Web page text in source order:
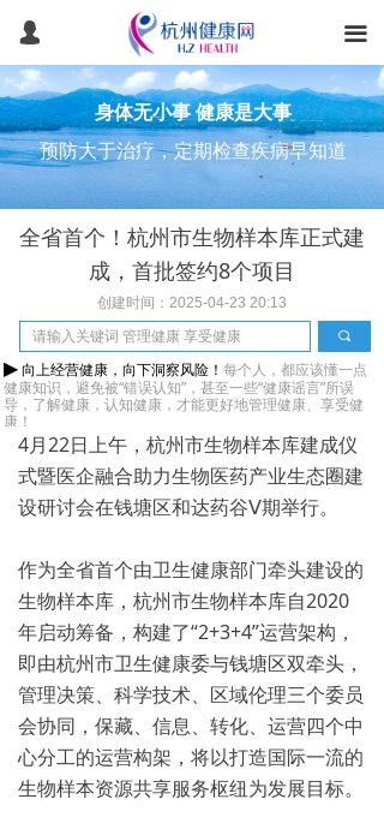
넙 끀
首页
健康常识
健康体检
健康管理
医美抗衰
产品服务
团检预约
智能健康
身体无小事 健康是大事
预防大于治疗，定期检查疾病早知道
全省首个！杭州市生物样本库正式建
成，首批签约8个项目
创建时间： 2025-04-23 20:13
4月22日上午，杭州市生物样本库建成仪
式暨医企融合助力生物医药产业生态圈建
设研讨会在钱塘区和达药谷Ⅴ期举行。
作为全省首个由卫生健康部门牵头建设的
生物样本库，杭州市生物样本库自2020
年启动筹备，构建了“2+3+4”运营架构，
即由杭州市卫生健康委与钱塘区双牵头，
管理决策、科学技术、区域伦理三个委员
会协同，保藏、信息、转化、运营四个中
心分工的运营构架，将以打造国际一流的
生物样本资源共享服务枢纽为发展目标。
끠
▶向上经营健康，向下洞察风险！ 每个人，都应该懂一点
健康知识，避免被“错误认知”，甚至一些“健康谣言”所误
导， 了解健康，认知健康， 才能更好地管理健康、享受健
康！